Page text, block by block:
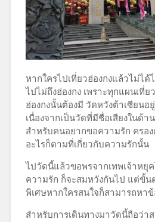
หากใครไปเที่ยวฮ่องกงแล้วไม่ได้
ไปไม่ถึงฮ่องกง เพราะทุกแผนเที่
ฮ่องกงนั้นต้องมี วัดหวังต้าเซียน
เนื่องจากเป็นวัดที่มีชื่อเสียงในด้า
สำหรับคนอยากขอความรัก ครอ
อะไรก็ตามที่เกี่ยวกับความรักนั้น
ไปวัดนี้แล้วขอพรจากเทพเจ้าหยุ
ความรัก ก็จะสมหวังกันไป แต่ขั้น
พิเศษหากใครสนใจก็สามารถหา
สำหรับการเดินทางมาวัดนี้ถือว่า